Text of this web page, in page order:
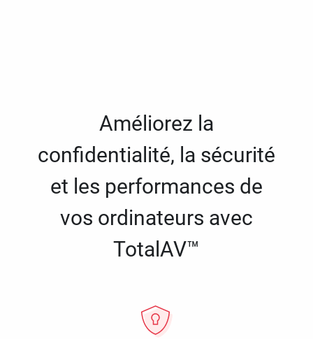
Améliorez la
confidentialité, la sécurité
et les performances de
vos ordinateurs avec
TotalAV™